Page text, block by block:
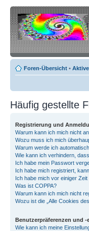
Foren-Übersicht •
Häufig gestellte
Registrierung und
Warum kann ich mich nicht
Wozu muss ich mich
Warum werde ich
Wie kann ich verhindern,
Ich habe mein Passwort
Ich habe mich registriert,
Ich habe mich vor einiger
Was ist COPPA?
Warum kann ich mich nicht
Wozu ist die „Alle Cookies
Benutzerpräferenzen und -
Wie kann ich meine